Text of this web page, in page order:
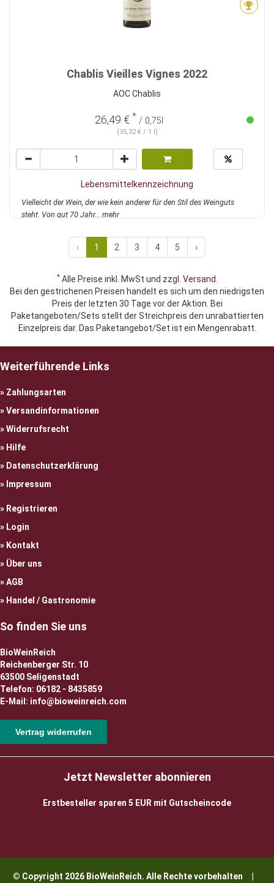
Chablis Vieilles Vignes 2022
AOC Chablis
26,49 € * / 0,75l
(35,32 € / 1 l)
Lebensmittelkennzeichnung
Vielleicht der Wein, der wie kein anderer für den Stil des Weinguts
steht. Von gut 70 Jahr... mehr
‹ 1 2 3 4 5 ›
*Alle Preise inkl. MwSt und zzgl. Versand.
Bei den gestrichenen Preisen handelt es sich um den niedrigsten
Preis der letzten 30 Tage vor der Aktion. Bei
Paketangeboten/Sets stellt der Streichpreis den unrabattierten
Einzelpreis dar. Das Paketangebot/Set ist ein Mengenrabatt.
Weiterführende Links
Zahlungsarten
Versandinformationen
Widerrufsrecht
Hilfe
Datenschutzerklärung
Impressum
Registrieren
Login
Kontakt
Über uns
AGB
Handel / Gastronomie
So finden Sie uns
BioWeinReich
Reichenberger Str. 10
63500 Seligenstadt
Telefon: 06182 - 8435859
E-Mail: info@bioweinreich.com
Vertrag widerrufen
Jetzt Newsletter abonnieren
Erstbesteller sparen 5 EUR mit Gutscheincode
© Copyright 2026 BioWeinReich. Alle Rechte vorbehalten |